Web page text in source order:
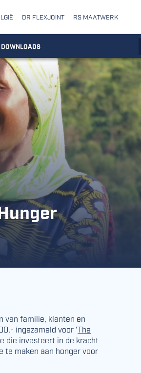
DR FLEXJOINT RS MAATWERK
DOWNLOADS
van familie, klanten en
ingezameld voor 'The
die investeert in de kracht
te maken aan honger voor